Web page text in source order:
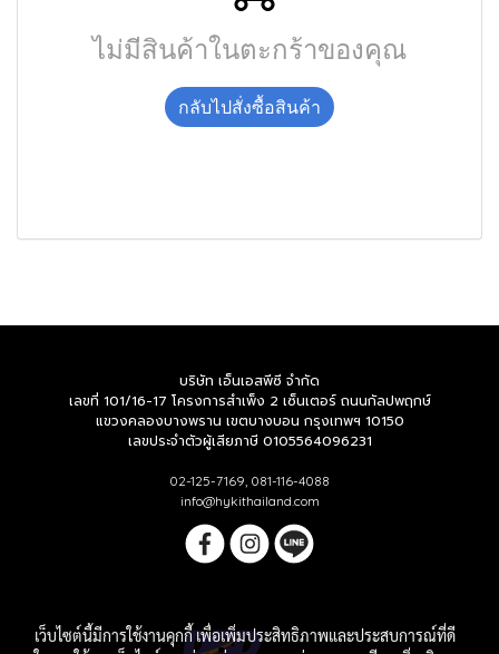
ไม่มีสินค้าในตะกร้าของคุณ
กลับไปสั่งซื้อสินค้า
บริษัท เอ็นเอสพีซี จำกัด
เลขที่ 101/16-17 โครงการสำเพ็ง 2 เซ็นเตอร์ ถนนกัลปพฤกษ์
แขวงคลองบางพราน เขตบางบอน กรุงเทพฯ 10150
เลขประจำตัวผู้เสียภาษี 0105564096231
02-125-7169, 081-116-4088
info@hykithailand.com
เว็บไซต์นี้มีการใช้งานคุกกี้ เพื่อเพิ่มประสิทธิภาพและประสบการณ์ที่ดี